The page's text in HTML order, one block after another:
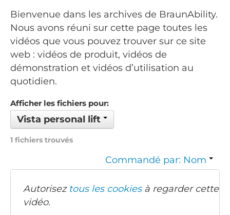
Bienvenue dans les archives de BraunAbility.
Nous avons réuni sur cette page toutes les
vidéos que vous pouvez trouver sur ce site
web : vidéos de produit, vidéos de
démonstration et vidéos d’utilisation au
quotidien.
Afficher les fichiers pour:
Vista personal lift
1 fichiers trouvés
Commandé par: Nom
Autorisez tous les cookiesà regarder cette
vidéo.